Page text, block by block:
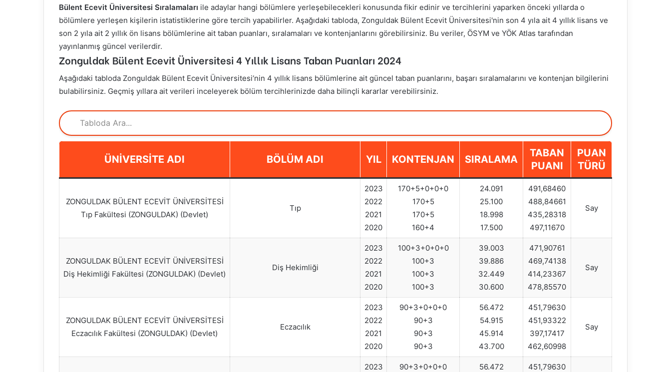
Bülent Ecevit Üniversitesi Sıralamaları ile adaylar hangi bölümlere yerleşebilecekleri konusunda fikir edinir ve tercihlerini yaparken önceki yıllarda o
bölümlere yerleşen kişilerin istatistiklerine göre tercih yapabilirler. Aşağıdaki tabloda, Zonguldak Bülent Ecevit Üniversitesi'nin son 4 yıla ait 4 yıllık lisans ve
son 2 yıla ait 2 yıllık ön lisans bölümlerine ait taban puanları, sıralamaları ve kontenjanlarını görebilirsiniz. Bu veriler, ÖSYM ve YÖK Atlas tarafından
yayınlanmış güncel verilerdir.
Zonguldak Bülent Ecevit Üniversitesi 4 Yıllık Lisans Taban Puanları 2024
Aşağıdaki tabloda Zonguldak Bülent Ecevit Üniversitesi‘nin 4 yıllık lisans bölümlerine ait güncel taban puanlarını, başarı sıralamalarını ve kontenjan bilgilerini
bulabilirsiniz. Geçmiş yıllara ait verileri inceleyerek bölüm tercihlerinizde daha bilinçli kararlar verebilirsiniz.
ÜNIVERSITE ADI BÖLÜM ADI YIL KONTENJAN SIRALAMA
TABAN
PUANI
PUAN
TÜRÜ
ZONGULDAK BÜLENT ECEVİT ÜNİVERSİTESİ
Tıp Fakültesi (ZONGULDAK) (Devlet)
Tıp
2023
2022
2021
2020
170+5+0+0+0
170+5
170+5
160+4
24.091
25.100
18.998
17.500
491,68460
488,84661
435,28318
497,11670
Say
ZONGULDAK BÜLENT ECEVİT ÜNİVERSİTESİ
Diş Hekimliği Fakültesi (ZONGULDAK) (Devlet)
Diş Hekimliği
2023
2022
2021
2020
100+3+0+0+0
100+3
100+3
100+3
39.003
39.886
32.449
30.600
471,90761
469,74138
414,23367
478,85570
Say
ZONGULDAK BÜLENT ECEVİT ÜNİVERSİTESİ
Eczacılık Fakültesi (ZONGULDAK) (Devlet)
Eczacılık
2023
2022
2021
2020
90+3+0+0+0
90+3
90+3
90+3
56.472
54.915
45.914
43.700
451,79630
451,93322
397,17417
462,60998
Say
2023
90+3+0+0+0
56.472
451,79630